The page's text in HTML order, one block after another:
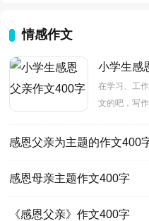
情感作文
小学生感
在学习、工
文的吧，写
感恩父亲为主题的作文400
感恩母亲主题作文400字
《感恩父亲》作文400字